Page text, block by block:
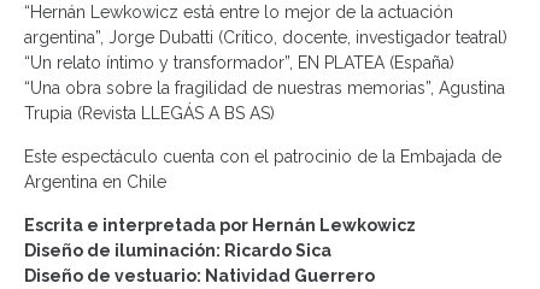
“Hernán Lewkowicz está entre lo mejor de la actuación
argentina”, Jorge Dubatti (Crítico, docente, investigador teatral)
“Un relato íntimo y transformador”, EN PLATEA (España)
“Una obra sobre la fragilidad de nuestras memorias”, Agustina
Trupia (Revista LLEGÁS A BS AS)
Este espectáculo cuenta con el patrocinio de la Embajada de
Argentina en Chile
Escrita e interpretada por Hernán Lewkowicz
Diseño de iluminación: Ricardo Sica
Diseño de vestuario: Natividad Guerrero